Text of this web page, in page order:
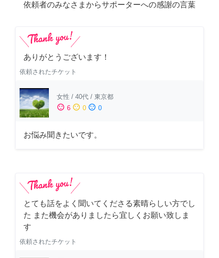
依頼者のみなさまからサポーターへの感謝の言葉
ありがとうございます！
依頼されたチケット
女性 / 40代 / 東京都
sentiment_satisfied 6 sentiment_neutral 0 sentiment_dissatisfied 0
お悩み聞きたいです。
とても話をよく聞いてくださる素晴らしい方でし
た また機会がありましたら宜しくお願い致しま
す
依頼されたチケット